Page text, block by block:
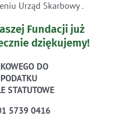
Urząd Skarbowy .
Fundacji już
dziękujemy!
DO
STATUTOWE
5739 0416